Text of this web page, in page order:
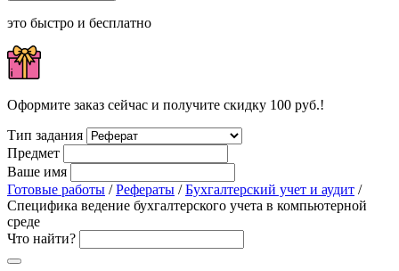
это быстро и бесплатно
Оформите заказ сейчас и получите скидку 100 руб.!
Тип задания
Предмет
Ваше имя
Готовые работы /Рефераты /Бухгалтерский учет и аудит /
Специфика ведение бухгалтерского учета в компьютерной
среде
Что найти?